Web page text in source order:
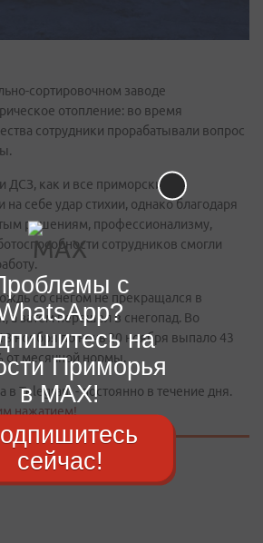
сортировочном заводе
отопление: во время
сотрудники прорабатывали вопрос
как и все приморские
себе удар стихии, однако благодаря
решениям, профессионализму,
сотрудников смогли
со снегом не прекращался в
а затем перешел в снегопад. Во
ноября по ночь 20 ноября выпало 43
от месячной нормы.
в Telegram - постоянно в течение дня.
нажатием!
с
на
Приморья
в MAX!
сейчас!